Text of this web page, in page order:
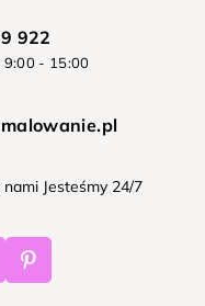
922
9:00 - 15:00
Jesteśmy 24/7
Pinterest